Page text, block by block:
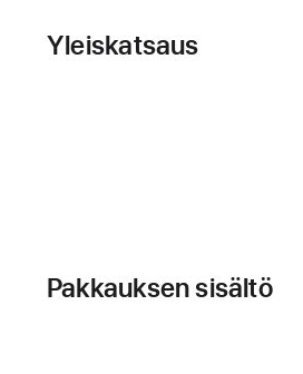
Yleiskatsaus
Pakkauksen sisältö